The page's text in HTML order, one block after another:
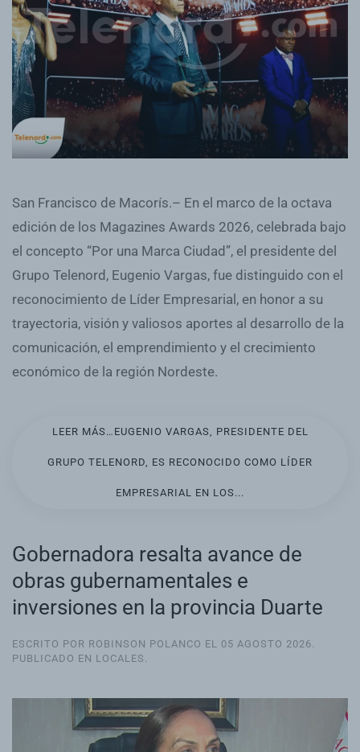
San Francisco de Macorís.– En el marco de la octava
edición de los Magazines Awards 2026, celebrada bajo
el concepto “Por una Marca Ciudad”, el presidente del
Grupo Telenord, Eugenio Vargas, fue distinguido con el
reconocimiento de Líder Empresarial, en honor a su
trayectoria, visión y valiosos aportes al desarrollo de la
comunicación, el emprendimiento y el crecimiento
económico de la región Nordeste.
LEER MÁS…EUGENIO VARGAS, PRESIDENTE DEL
GRUPO TELENORD, ES RECONOCIDO COMO LÍDER
EMPRESARIAL EN LOS...
Gobernadora resalta avance de
obras gubernamentales e
inversiones en la provincia Duarte
ESCRITO POR ROBINSON POLANCO EL 05 AGOSTO 2026.
PUBLICADO EN LOCALES .